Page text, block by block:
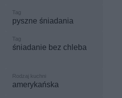
pyszne śniadania
śniadanie bez chleba
amerykańska